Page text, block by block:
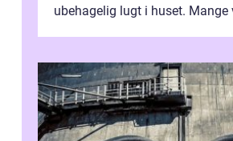
ubehagelig lugt i huset. Mange